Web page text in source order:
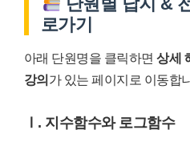
로가기
아래 단원명을 클릭하면상세
강의 가 있는 페이지로 이동합
Ⅰ. 지수함수와 로그함수